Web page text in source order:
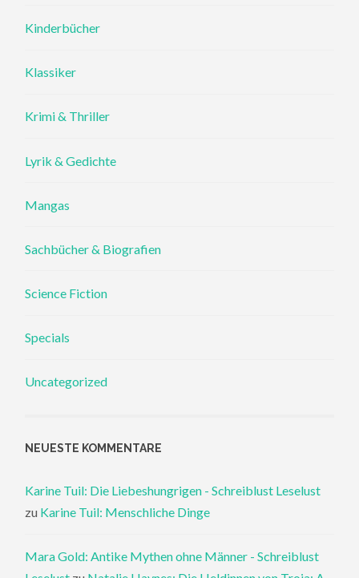
Kinderbücher
Klassiker
Krimi & Thriller
Lyrik & Gedichte
Mangas
Sachbücher & Biografien
Science Fiction
Specials
Uncategorized
NEUESTE KOMMENTARE
Karine Tuil: Die Liebeshungrigen - Schreiblust Leselust
zu Karine Tuil: Menschliche Dinge
Mara Gold: Antike Mythen ohne Männer - Schreiblust